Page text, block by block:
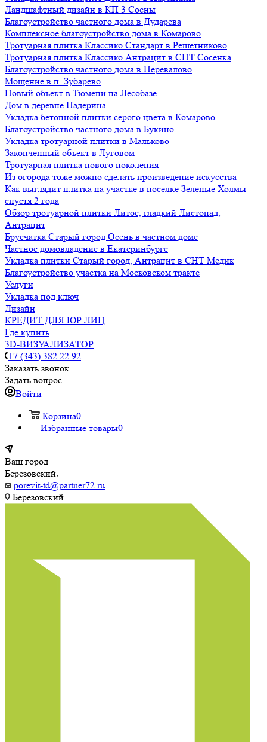
Ландшафтный дизайн в КП 3 Сосны
Благоустройство частного дома в Дударева
Комплексное благоустройство дома в Комарово
Тротуарная плитка Классико Стандарт в Решетниково
Тротуарная плитка Классико Антрацит в СНТ Сосенка
Благоустройство частного дома в Перевалово
Мощение в п. Зубарево
Новый объект в Тюмени на Лесобазе
Дом в деревне Падерина
Укладка бетонной плитки серого цвета в Комарово
Благоустройство частного дома в Букино
Укладка тротуарной плитки в Мальково
Законченный объект в Луговом
Тротуарная плитка нового поколения
Из огорода тоже можно сделать произведение искусства
Как выглядит плитка на участке в поселке Зеленые Холмы
спустя 2 года
Обзор тротуарной плитки Литос, гладкий Листопад,
Антрацит
Брусчатка Старый город Осень в частном доме
Частное домовладение в Екатеринбурге
Укладка плитки Старый город, Антрацит в СНТ Медик
Благоустройство участка на Московском тракте
Услуги
Укладка под ключ
Дизайн
КРЕДИТ ДЛЯ ЮР ЛИЦ
Где купить
3D-ВИЗУАЛИЗАТОР
+7 (343) 382 22 92
Заказать звонок
Задать вопрос
Войти
Корзина0
Избранные товары0
Ваш город
Березовский
porevit-td@partner72.ru
Березовский